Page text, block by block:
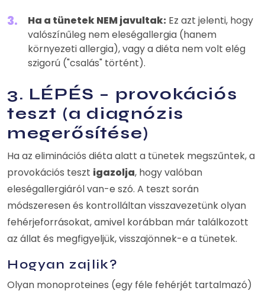
Ha a tünetek NEM javultak: Ez azt jelenti, hogy
valószínűleg nem eleségallergia (hanem
környezeti allergia), vagy a diéta nem volt elég
szigorú ("csalás" történt).
3. LÉPÉS – provokációs
teszt (a diagnózis
megerősítése)
Ha az eliminációs diéta alatt a tünetek megszűntek, a
provokációs teszt igazolja, hogy valóban
eleségallergiáról van-e szó. A teszt során
módszeresen és kontrolláltan visszavezetünk olyan
fehérjeforrásokat, amivel korábban már találkozott
az állat és megfigyeljük, visszajönnek-e a tünetek.
Hogyan zajlik?
Olyan monoproteines (egy féle fehérjét tartalmazó)